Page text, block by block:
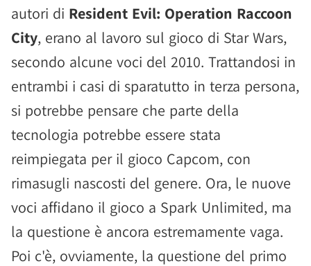
autori di Resident Evil: Operation Raccoon
City, erano al lavoro sul gioco di Star Wars,
secondo alcune voci del 2010. Trattandosi in
entrambi i casi di sparatutto in terza persona,
si potrebbe pensare che parte della
tecnologia potrebbe essere stata
reimpiegata per il gioco Capcom, con
rimasugli nascosti del genere. Ora, le nuove
voci affidano il gioco a Spark Unlimited, ma
la questione è ancora estremamente vaga.
Poi c'è, ovviamente, la questione del primo